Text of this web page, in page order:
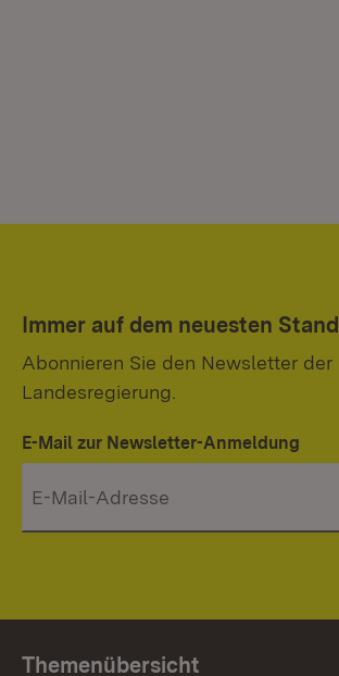
Immer auf dem neuesten Stand
Abonnieren Sie den Newsletter der
Landesregierung.
E-Mail zur Newsletter-Anmeldung
Themenübersicht